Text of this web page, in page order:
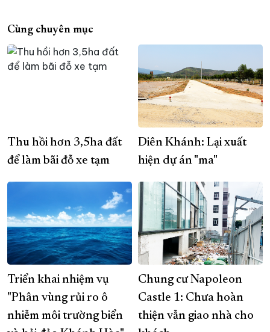
Cùng chuyên mục
Thu hồi hơn 3,5ha đất
để làm bãi đỗ xe tạm
Diên Khánh: Lại xuất
hiện dự án "ma"
Triển khai nhiệm vụ
"Phân vùng rủi ro ô
nhiễm môi trường biển
Chung cư Napoleon
Castle 1: Chưa hoàn
thiện vẫn giao nhà cho